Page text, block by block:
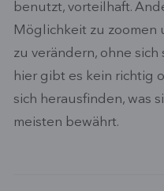
benutzt, vorteilhaft.
Möglichkeit zu zoomen
zu verändern, ohne
hier gibt es kein richtig
sich herausfinden, was
meisten bewährt.